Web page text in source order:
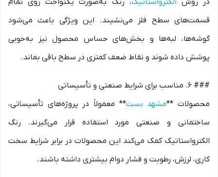
در روش الکترواستاتیک، رنگ به‌صورت یکنواخت روی تمام
قسمت‌های سطح فلز می‌نشیند. این ویژگی باعث می‌شود
گوشه‌ها، لبه‌ها و بخش‌های حساس محصول نیز به‌خوبی
پوشش داده شوند و نقاط ضعف کمتری در سطح باقی بماند.
### 6. مناسب برای شرایط صنعتی و تأسیساتی
محصولات **مشهد بست** معمولاً در پروژه‌های تأسیساتی،
ساختمانی و صنعتی مورد استفاده قرار می‌گیرند. رنگ
الکترواستاتیک کمک می‌کند این محصولات در برابر شرایط سخت
کاری، لرزش، رطوبت و فشار دوام بیشتری داشته باشند.